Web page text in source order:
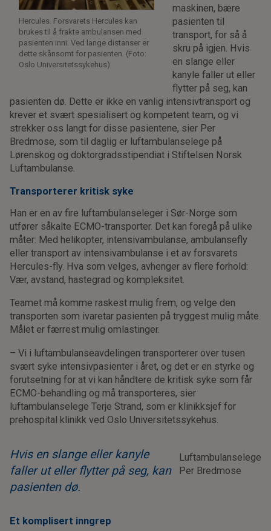
Hercules. Forsvarets Hercules kan
brukes til å frakte ambulansen med
pasienten inni. Ved lange distanser er
dette skånsomt for pasienten. (Foto:
Oslo Universitetssykehus)
maskinen, bære
pasienten til
transport, for så å
skru på igjen. Hvis
en slange eller
kanyle faller ut eller
flytter på seg, kan
pasienten dø. Dette er ikke en vanlig intensivtransport og
krever et svært spesialisert og kompetent team, og vi
strekker oss langt for disse pasientene, sier Per
Bredmose, som til daglig er luftambulanselege på
Lørenskog og doktorgradsstipendiat i Stiftelsen Norsk
Luftambulanse.
Transporterer kritisk syke
Han er en av fire luftambulanseleger i Sør-Norge som
utfører såkalte ECMO-transporter. Det kan foregå på ulike
måter: Med helikopter, intensivambulanse, ambulansefly
eller transport av intensivambulanse i et av forsvarets
Hercules-fly. Hva som velges, avhenger av flere forhold:
Vær, avstand, hastegrad og kompleksitet.
Teamet må komme raskest mulig frem, og velge den
transporten som ivaretar pasienten på tryggest mulig måte.
Målet er færrest mulig omlastinger.
– Vi i luftambulanseavdelingen transporterer over tusen
svært syke intensivpasienter i året, og det er en styrke og
forutsetning for at vi kan håndtere de kritisk syke som får
ECMO-behandling og må transporteres, sier
luftambulanselege Terje Strand, som er klinikksjef for
prehospital klinikk ved Oslo Universitetssykehus.
Hvis en slange eller kanyle
faller ut eller flytter på seg, kan
pasienten dø.
Luftambulanselege
Per Bredmose
Et komplisert inngrep